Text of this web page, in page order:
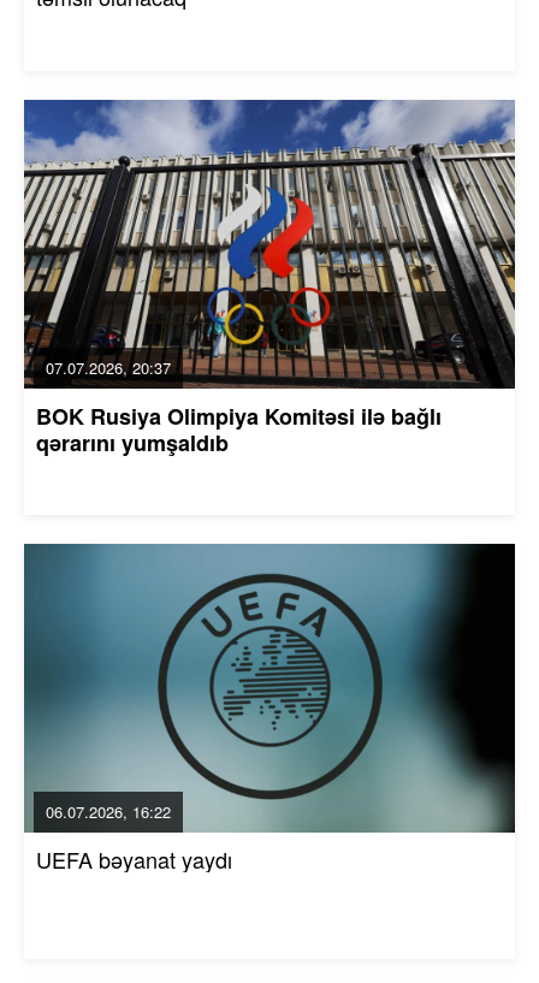
07.07.2026, 20:37
BOK Rusiya Olimpiya Komitəsi ilə bağlı
qərarını yumşaldıb
06.07.2026, 16:22
UEFA bəyanat yaydı